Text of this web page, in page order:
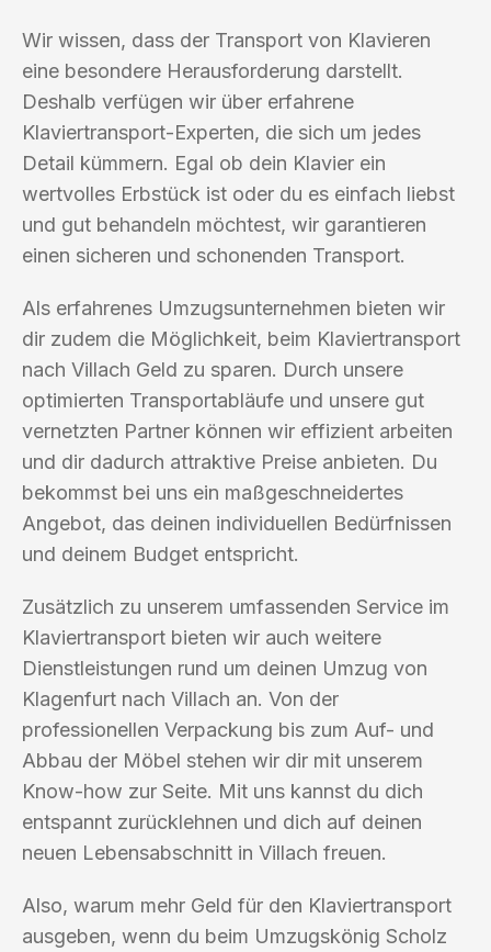
Wir wissen, dass der Transport von Klavieren
eine besondere Herausforderung darstellt.
Deshalb verfügen wir über erfahrene
Klaviertransport-Experten, die sich um jedes
Detail kümmern. Egal ob dein Klavier ein
wertvolles Erbstück ist oder du es einfach liebst
und gut behandeln möchtest, wir garantieren
einen sicheren und schonenden Transport.
Als erfahrenes Umzugsunternehmen bieten wir
dir zudem die Möglichkeit, beim Klaviertransport
nach Villach Geld zu sparen. Durch unsere
optimierten Transportabläufe und unsere gut
vernetzten Partner können wir effizient arbeiten
und dir dadurch attraktive Preise anbieten. Du
bekommst bei uns ein maßgeschneidertes
Angebot, das deinen individuellen Bedürfnissen
und deinem Budget entspricht.
Zusätzlich zu unserem umfassenden Service im
Klaviertransport bieten wir auch weitere
Dienstleistungen rund um deinen Umzug von
Klagenfurt nach Villach an. Von der
professionellen Verpackung bis zum Auf- und
Abbau der Möbel stehen wir dir mit unserem
Know-how zur Seite. Mit uns kannst du dich
entspannt zurücklehnen und dich auf deinen
neuen Lebensabschnitt in Villach freuen.
Also, warum mehr Geld für den Klaviertransport
ausgeben, wenn du beim Umzugskönig Scholz